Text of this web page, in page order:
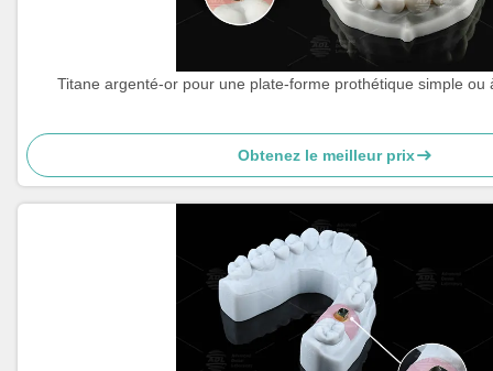
Titane argenté-or pour une plate-forme prothétique simple ou
Obtenez le meilleur prix